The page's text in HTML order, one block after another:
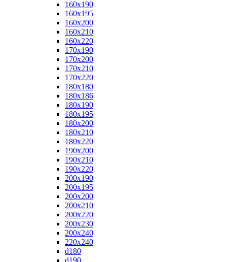
160x190
160x195
160x200
160x210
160x220
170x190
170x200
170x210
170x220
180x180
180x186
180x190
180x195
180x200
180x210
180x220
190x200
190x210
190x220
200x190
200x195
200x200
200x210
200x220
200x230
200x240
220x240
d180
d190